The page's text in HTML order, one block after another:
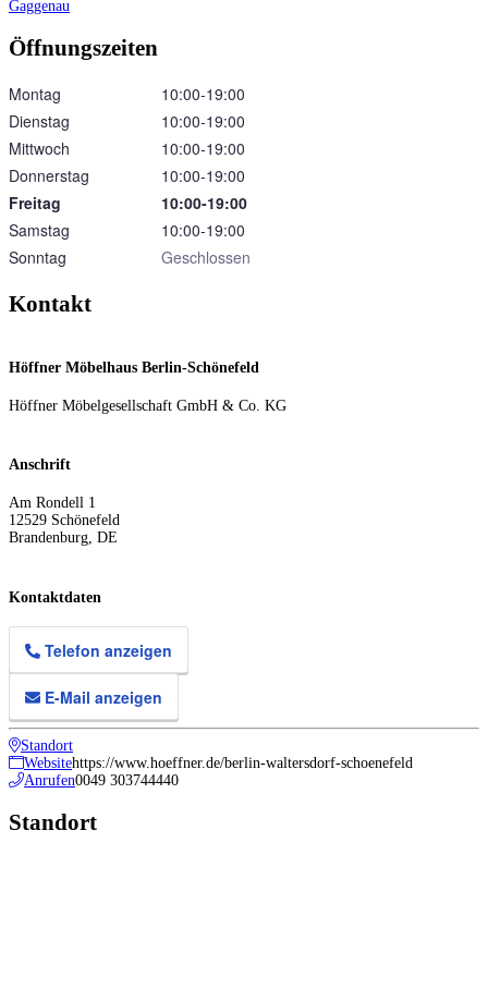
Gaggenau
Öffnungszeiten
Montag
10:00‑19:00
Dienstag
10:00‑19:00
Mittwoch
10:00‑19:00
Donnerstag
10:00‑19:00
Freitag
10:00‑19:00
Samstag
10:00‑19:00
Sonntag
Geschlossen
Kontakt
Höffner Möbelhaus Berlin-Schönefeld
Höffner Möbelgesellschaft GmbH & Co. KG
Anschrift
Am Rondell 1
12529 Schönefeld
Brandenburg DE
Kontaktdaten
Telefon anzeigen
E-Mail anzeigen
Standort
Websitehttps://www.hoeffner.de/berlin-waltersdorf-schoenefeld
Anrufen0049 303744440
Standort